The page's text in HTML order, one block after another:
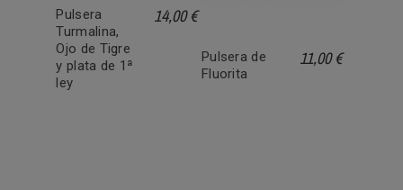
Pulsera
Turmalina,
Ojo de Tigre
y plata de 1ª
ley
14,00 €
Pulsera de
Fluorita
11,00 €